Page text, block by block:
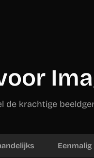
krachtige
Eenmalig